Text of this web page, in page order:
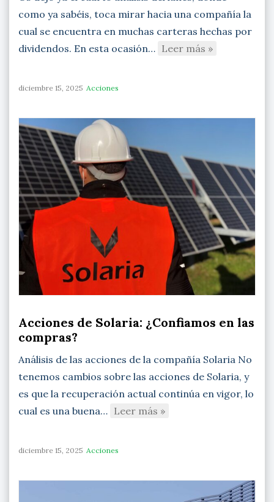
como ya sabéis, toca mirar hacia una compañía la
cual se encuentra en muchas carteras hechas por
dividendos. En esta ocasión… Leer más »
diciembre 15, 2025 Acciones
Acciones de Solaria: ¿Confiamos en las
compras?
Análisis de las acciones de la compañía Solaria No
tenemos cambios sobre las acciones de Solaria, y
es que la recuperación actual continúa en vigor, lo
cual es una buena… Leer más »
diciembre 15, 2025 Acciones